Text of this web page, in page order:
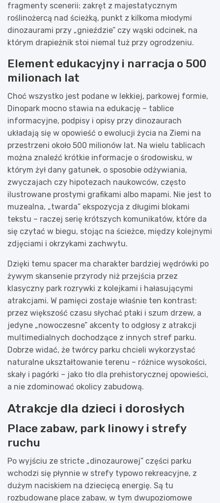
fragmenty scenerii: zakręt z majestatycznym
roślinożercą nad ścieżką, punkt z kilkoma młodymi
dinozaurami przy „gnieździe” czy wąski odcinek, na
którym drapieżnik stoi niemal tuż przy ogrodzeniu.
Element edukacyjny i narracja o 500
milionach lat
Choć wszystko jest podane w lekkiej, parkowej formie,
Dinopark mocno stawia na edukację – tablice
informacyjne, podpisy i opisy przy dinozaurach
układają się w opowieść o ewolucji życia na Ziemi na
przestrzeni około 500 milionów lat. Na wielu tablicach
można znaleźć krótkie informacje o środowisku, w
którym żył dany gatunek, o sposobie odżywiania,
zwyczajach czy hipotezach naukowców, często
ilustrowane prostymi grafikami albo mapami. Nie jest to
muzealna, „twarda” ekspozycja z długimi blokami
tekstu – raczej serię krótszych komunikatów, które da
się czytać w biegu, stojąc na ścieżce, między kolejnymi
zdjęciami i okrzykami zachwytu.
Dzięki temu spacer ma charakter bardziej wędrówki po
żywym skansenie przyrody niż przejścia przez
klasyczny park rozrywki z kolejkami i hałasującymi
atrakcjami. W pamięci zostaje właśnie ten kontrast:
przez większość czasu słychać ptaki i szum drzew, a
jedyne „nowoczesne” akcenty to odgłosy z atrakcji
multimedialnych dochodzące z innych stref parku.
Dobrze widać, że twórcy parku chcieli wykorzystać
naturalne ukształtowanie terenu – różnice wysokości,
skały i pagórki – jako tło dla prehistorycznej opowieści,
a nie zdominować okolicy zabudową.
Atrakcje dla dzieci i dorosłych
Place zabaw, park linowy i strefy
ruchu
Po wyjściu ze stricte „dinozaurowej” części parku
wchodzi się płynnie w strefy typowo rekreacyjne, z
dużym naciskiem na dziecięcą energię. Są tu
rozbudowane place zabaw, w tym dwupoziomowe